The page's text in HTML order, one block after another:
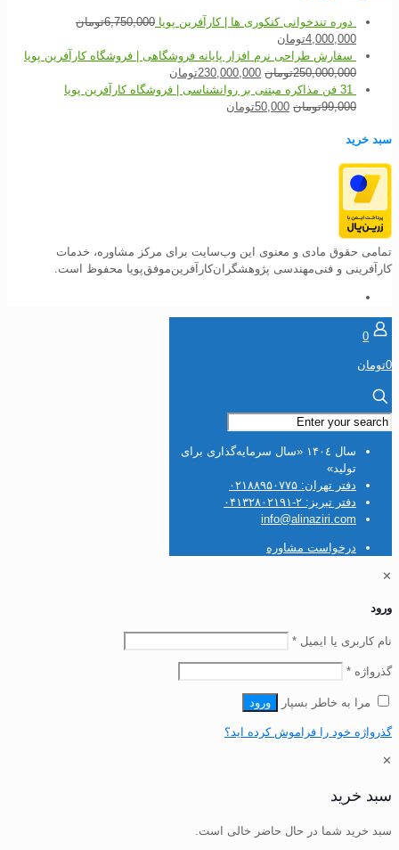
دوره تندخوانی کنکوری ها | کارآفرین پویا 6,750,000تومان
4,000,000تومان
سفارش طراحی نرم افزار پایانه فروشگاهی | فروشگاه کارآفرین پویا
250,000,000تومان 230,000,000تومان
31 فن مذاکره مبتنی بر روانشناسی | فروشگاه کارآفرین پویا
99,000تومان 50,000تومان
سبد خرید
تمامی حقوق مادی و معنوی این وب‌سایت برای مرکز مشاوره، خدمات
کارآفرینی و فنی‌مهندسی پژوهشگران‌کارآفرین‌موفق‌پویا محفوظ است.
0
0تومان
سال ۱۴۰٤ «سال سرمایه‌گذاری برای
تولید»
دفتر تهران: ۰۲۱۸۸۹۵۰۷۷۵
دفتر تبریز: ۲-۰۴۱۳۲۸۰۲۱۹۱
info@alinaziri.com
درخواست مشاوره
✕
ورود
نام کاربری یا ایمیل *
گذرواژه *
مرا به خاطر بسپار ورود
گذرواژه خود را فراموش کرده اید؟
✕
سبد خرید
سبد خرید شما در حال حاضر خالی است.